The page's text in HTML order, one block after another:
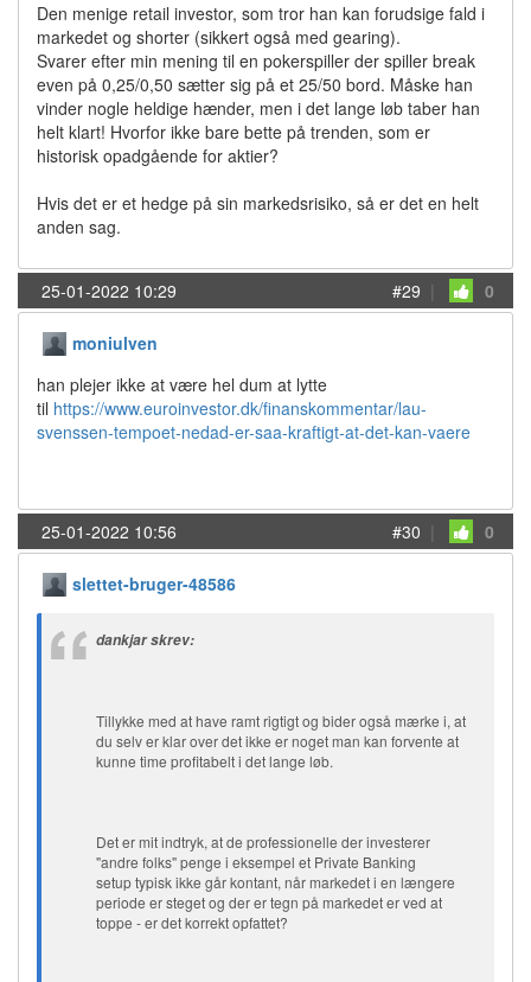
Den menige retail investor, som tror han kan forudsige fald i
markedet og shorter (sikkert også med gearing).
Svarer efter min mening til en pokerspiller der spiller break
even på 0,25/0,50 sætter sig på et 25/50 bord. Måske han
vinder nogle heldige hænder, men i det lange løb taber han
helt klart! Hvorfor ikke bare bette på trenden, som er
historisk opadgående for aktier?
Hvis det er et hedge på sin markedsrisiko, så er det en helt
anden sag.
25-01-2022 10:29 #29 | 0
moniulven
han plejer ikke at være hel dum at lytte
til https://www.euroinvestor.dk/finanskommentar/lau-
svenssen-tempoet-nedad-er-saa-kraftigt-at-det-kan-vaere
25-01-2022 10:56 #30 | 0
slettet-bruger-48586
dankjar skrev:
Tillykke med at have ramt rigtigt og bider også mærke i, at
du selv er klar over det ikke er noget man kan forvente at
kunne time profitabelt i det lange løb.
Det er mit indtryk, at de professionelle der investerer
"andre folks" penge i eksempel et Private Banking
setup typisk ikke går kontant, når markedet i en længere
periode er steget og der er tegn på markedet er ved at
toppe - er det korrekt opfattet?